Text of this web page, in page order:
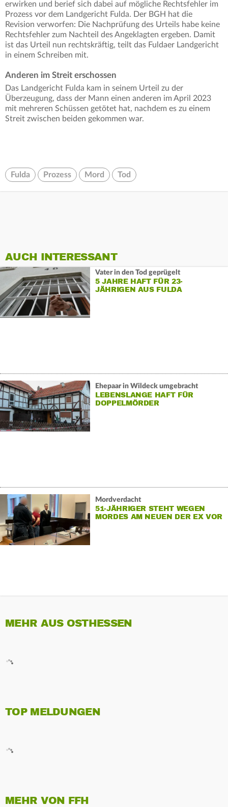
erwirken und berief sich dabei auf mögliche Rechtsfehler im
Prozess vor dem Landgericht Fulda. Der BGH hat die
Revision verworfen: Die Nachprüfung des Urteils habe keine
Rechtsfehler zum Nachteil des Angeklagten ergeben. Damit
ist das Urteil nun rechtskräftig, teilt das Fuldaer Landgericht
in einem Schreiben mit.
Anderen im Streit erschossen
Das Landgericht Fulda kam in seinem Urteil zu der
Überzeugung, dass der Mann einen anderen im April 2023
mit mehreren Schüssen getötet hat, nachdem es zu einem
Streit zwischen beiden gekommen war.
Fulda Prozess Mord Tod
AUCH INTERESSANT
Vater in den Tod geprügelt
5 JAHRE HAFT FÜR 23-
JÄHRIGEN AUS FULDA
Ehepaar in Wildeck umgebracht
LEBENSLANGE HAFT FÜR
DOPPELMÖRDER
Mordverdacht
51-JÄHRIGER STEHT WEGEN
MORDES AM NEUEN DER EX VOR
MEHR AUS OSTHESSEN
TOP MELDUNGEN
MEHR VON FFH